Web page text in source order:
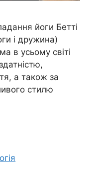
йоги Бетті
і дружина)
в усьому світі
а також за
стилю